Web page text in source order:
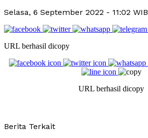
Selasa, 6 September 2022 - 11:02 WIB
URL berhasil dicopy
URL berhasil dicopy
Berita Terkait